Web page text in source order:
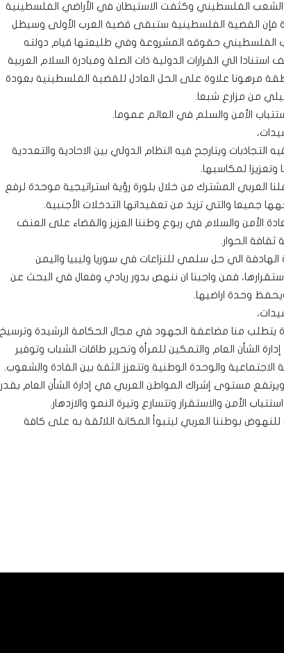
الشعب الفلسطيني وكثفت الاستيطان في الأراضي الفلسطينية
فإن القضية الفلسطينية ستبقى قضية العرب الأولى وسيظل
الفلسطيني حقوقه المشروعة وفي طليعتها قيام دولته
الي القرارات الدولية ذات الصلة ومبادرة السلام العربية
علاوة على الحل العادل للقضية الفلسطينية بعودة
من مزارع شبعا.
الأمن والسلم في العالم عموما.
ويتارجح فيه النظام الدولي بين الاحادية والتعددية
لمكاسبها.
العربي المشترك من خلال بلورة رؤية استراتيجية موحدة لرفع
جميعا والتي تزيذ من تعقيداتها التدخلات الأجنبية.
الأمن والسلام في ربوع وطننا العزيز والقضاء على العنف
الحوار.
الهادفة الي حل سلمي للنزاعات في سوريا وليبيا واليمن
فمن واجبنا ان ننهص بدور ريادي وفعال في البحث عن
وحدة اراضيها.
يتطلب منا مضاعفة الجهود في مجال الحكامة الرشيدة وترسيخ
الشأن العام والتمكين للمرأة وتحرير طاقات الشباب وتوفير
والوحدة الوطنية وتتعزز الثقة بين القادة والشعوب.
مستوى إشراك المواطن العربي في إدارة الشأن العام بقدر
الأمن والاستقرار وتتسارع وتيرة النمو والازدهار.
بوطننا العربي ليتبوأ المكانة اللائقة به على كافة